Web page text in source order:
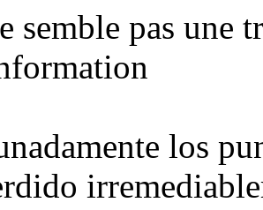
semble pas une
los